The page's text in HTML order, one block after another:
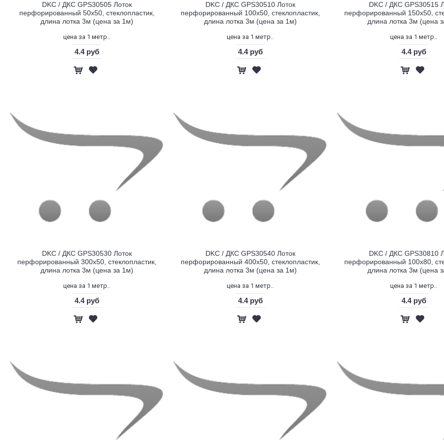
DKC / ДКС GPS30505 Лоток
перфорированный 50х50, стеклопластик,
длина лотка 3м (цена за 1м)
цена за 1 метр..
4.4 руб
DKC / ДКС GPS30510 Лоток
перфорированный 100х50, стеклопластик,
длина лотка 3м (цена за 1м)
цена за 1 метр..
4.4 руб
DKC / ДКС GPS30515
перфорированный 150х50,
длина лотка 3м (цена
цена за 1 метр..
4.4 руб
DKC / ДКС GPS30530 Лоток
перфорированный 300х50, стеклопластик,
длина лотка 3м (цена за 1м)
цена за 1 метр..
4.4 руб
DKC / ДКС GPS30540 Лоток
перфорированный 400х50, стеклопластик,
длина лотка 3м (цена за 1м)
цена за 1 метр..
4.4 руб
DKC / ДКС GPS30810
перфорированный 100х80,
длина лотка 3м (цена
цена за 1 метр..
4.4 руб